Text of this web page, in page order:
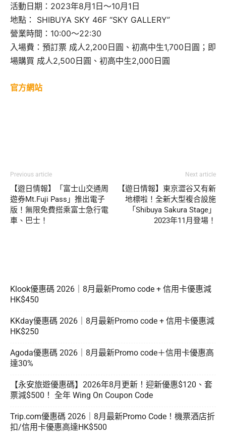
活動日期：2023年8月1日～10月1日
地點： SHIBUYA SKY 46F “SKY GALLERY”
營業時間：10:00～22:30
入場費：預訂票 成人2,200日圓、初高中生1,700日圓；即
場購買 成人2,500日圓、初高中生2,000日圓
官方網站
Previous article
【遊日情報】「富士山交通周
遊券Mt.Fuji Pass」推出電子
版！無限免費搭乘富士急行電
車、巴士！
Next article
【遊日情報】東京澀谷又有新
地標啦！全新大型複合設施
「Shibuya Sakura Stage」
2023年11月登場！
Klook優惠碼 2026｜8月最新Promo code + 信用卡優惠減
HK$450
KKday優惠碼 2026｜8月最新Promo code + 信用卡優惠減
HK$250
Agoda優惠碼 2026｜8月最新Promo code＋信用卡優惠高
達30%
【永安旅遊優惠碼】2026年8月更新！迎新優惠$120、套
票減$500！ 全年 Wing On Coupon Code
Trip.com優惠碼 2026｜8月最新Promo Code！機票酒店折
扣/信用卡優惠高達HK$500